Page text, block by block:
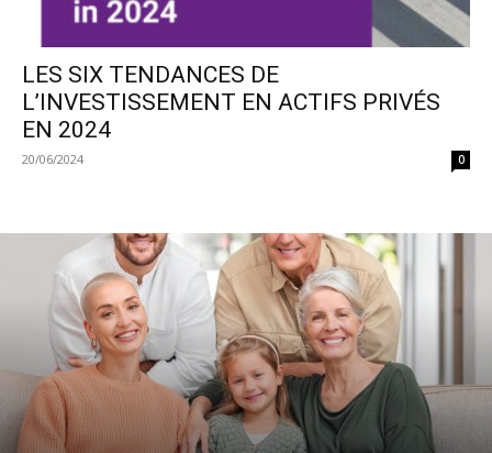
LES SIX TENDANCES DE
L’INVESTISSEMENT EN ACTIFS PRIVÉS
EN 2024
20/06/2024 0